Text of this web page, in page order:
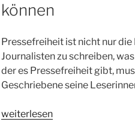
früher?“
können
Pressefreiheit ist nicht nur
Journalisten zu schreiben,
der es Pressefreiheit gibt,
Geschriebene seine
„Wie
weiterlesen